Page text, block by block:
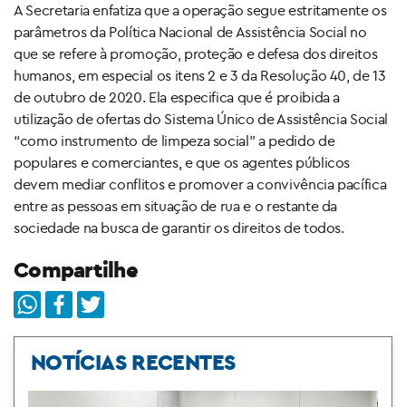
A Secretaria enfatiza que a operação segue estritamente os
parâmetros da Política Nacional de Assistência Social no
que se refere à promoção, proteção e defesa dos direitos
humanos, em especial os itens 2 e 3 da Resolução 40, de 13
de outubro de 2020. Ela especifica que é proibida a
utilização de ofertas do Sistema Único de Assistência Social
“como instrumento de limpeza social” a pedido de
populares e comerciantes, e que os agentes públicos
devem mediar conflitos e promover a convivência pacífica
entre as pessoas em situação de rua e o restante da
sociedade na busca de garantir os direitos de todos.
Compartilhe
NOTÍCIAS RECENTES